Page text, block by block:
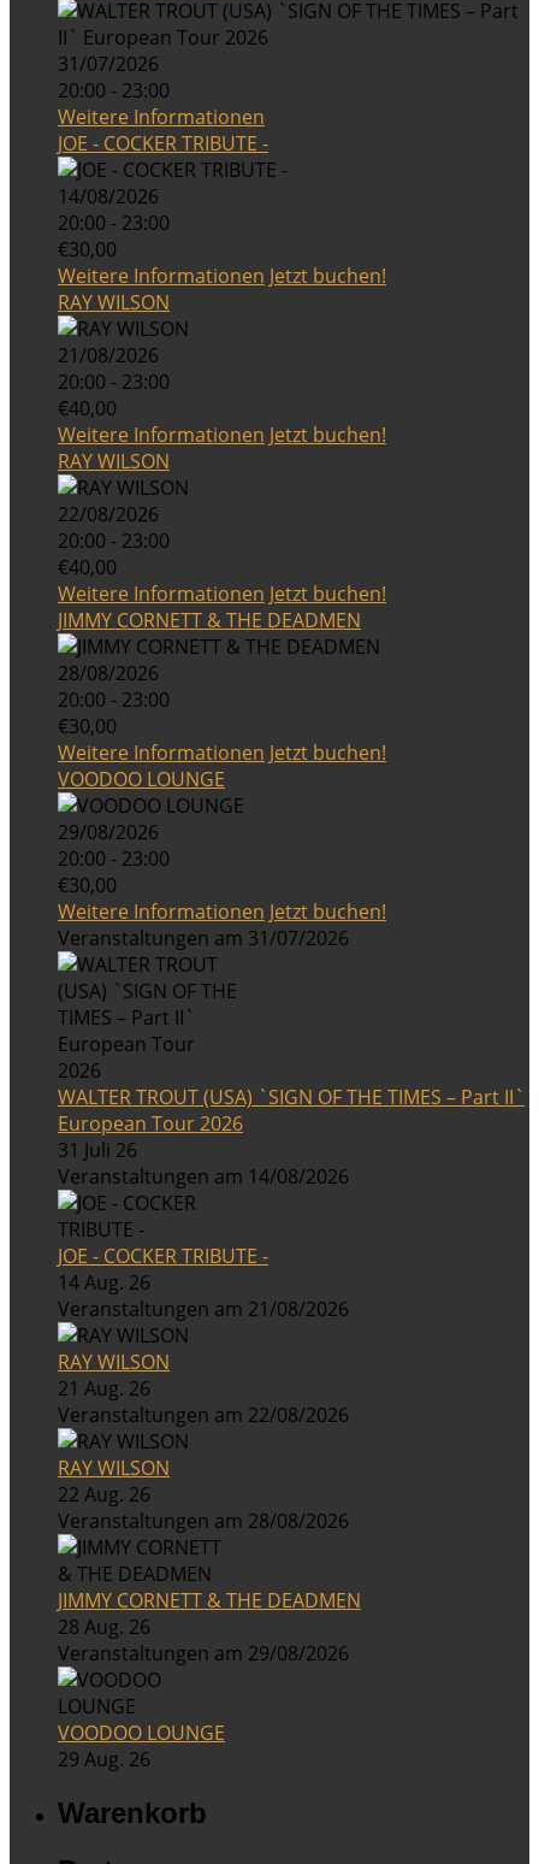
31/07/2026
20:00 - 23:00
Weitere Informationen
JOE - COCKER TRIBUTE -
14/08/2026
20:00 - 23:00
€30,00
Weitere Informationen Jetzt buchen!
RAY WILSON
21/08/2026
20:00 - 23:00
€40,00
Weitere Informationen Jetzt buchen!
RAY WILSON
22/08/2026
20:00 - 23:00
€40,00
Weitere Informationen Jetzt buchen!
JIMMY CORNETT & THE DEADMEN
28/08/2026
20:00 - 23:00
€30,00
Weitere Informationen Jetzt buchen!
VOODOO LOUNGE
29/08/2026
20:00 - 23:00
€30,00
Weitere Informationen Jetzt buchen!
Veranstaltungen am 31/07/2026
WALTER TROUT (USA) `SIGN OF THE TIMES – Part II`
European Tour 2026
31 Juli 26
Veranstaltungen am 14/08/2026
JOE - COCKER TRIBUTE -
14 Aug. 26
Veranstaltungen am 21/08/2026
RAY WILSON
21 Aug. 26
Veranstaltungen am 22/08/2026
RAY WILSON
22 Aug. 26
Veranstaltungen am 28/08/2026
JIMMY CORNETT & THE DEADMEN
28 Aug. 26
Veranstaltungen am 29/08/2026
VOODOO LOUNGE
29 Aug. 26
Warenkorb